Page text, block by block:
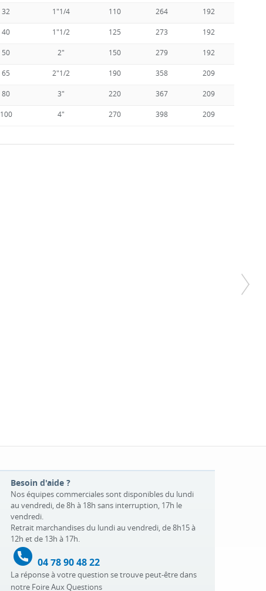
32 1"1/4 110 264 192
40 1"1/2 125 273 192
50 2" 150 279 192
65 2"1/2 190 358 209
80 3" 220 367 209
100 4" 270 398 209
Besoin d'aide ?
Nos équipes commerciales sont disponibles du lundi
au vendredi, de 8h à 18h sans interruption, 17h le
vendredi.
Retrait marchandises du lundi au vendredi, de 8h15 à
12h et de 13h à 17h.
04 78 90 48 22
La réponse à votre question se trouve peut-être dans
notre Foire Aux Questions